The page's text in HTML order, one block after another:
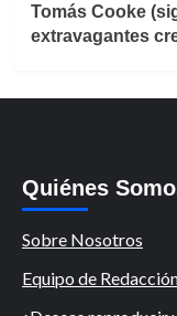
Tomás Cooke
extravagantes
Quiénes
Sobre Nosotros
Equipo de